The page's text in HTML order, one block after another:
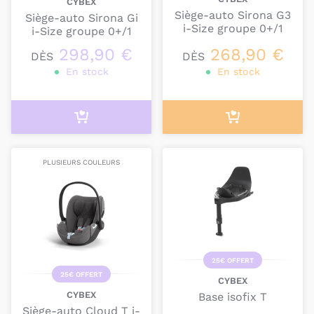
Siège-auto Sirona Gi
i-Size groupe 0+/1
DÈS 298,90 €
En stock
Siège-auto Sirona G3
i-Size groupe 0+/1
DÈS 268,90 €
En stock
PLUSIEURS COULEURS
25€ OFFERT
CYBEX
Siège-auto Cloud T i-
25€ OFFERT
CYBEX
Base isofix T